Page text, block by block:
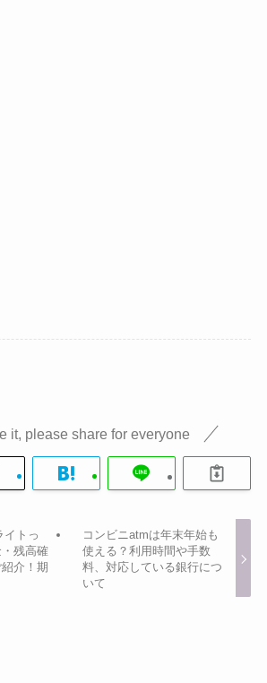
it, please share for everyone
イトっ
残高確
介！期
コンビニatmは年末年始も
使える？利用時間や手数
料、対応している銀行につ
いて